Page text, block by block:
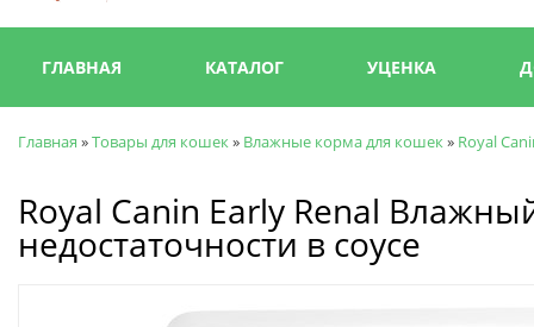
Главное меню
ГЛАВНАЯ КАТАЛОГ УЦЕНКА
Главная »Товары для кошек» Влажные корма для кошек» Royal
Royal Canin Early Renal
недостаточности в соусе